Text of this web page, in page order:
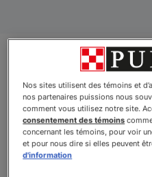
Produits
Nouveau
Nos sites utilisent des témoins et
nos partenaires puissions nous
comment vous utilisez notre site.
consentement des témoins
concernant les témoins, pour voir
et pour nous dire si elles peuvent
d'information